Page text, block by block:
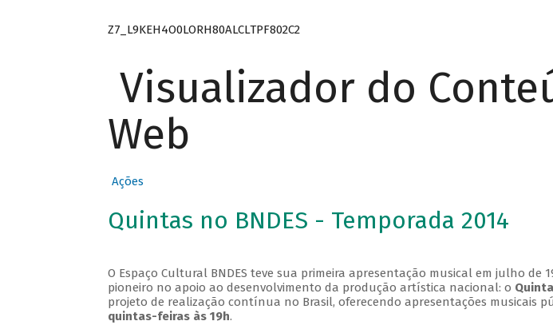
Z7_L9KEH4O0LORH80ALCLTPF802C2
Visualizador do
Web
Ações
Quintas no BNDES - Temporada 2014
O Espaço Cultural BNDES teve sua primeira apresentação musical em julho de
pioneiro no apoio ao desenvolvimento da produção artística nacional: o
projeto de realização contínua no Brasil, oferecendo apresentações musicais
quintas-feiras às 19h.